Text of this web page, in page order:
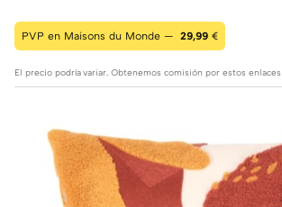
PVP en Maisons du Monde — 29,99 €
El precio podría variar. Obtenemos comisión por estos enlaces